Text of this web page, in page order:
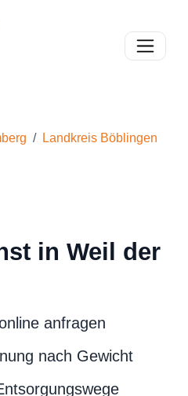
Toggle
Landkreis Böblingen
in Weil der
anfragen
nach Gewicht